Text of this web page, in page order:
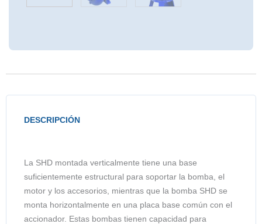
DESCRIPCIÓN
La SHD montada verticalmente tiene una base
suficientemente estructural para soportar la bomba, el
motor y los accesorios, mientras que la bomba SHD se
monta horizontalmente en una placa base común con el
accionador. Estas bombas tienen capacidad para